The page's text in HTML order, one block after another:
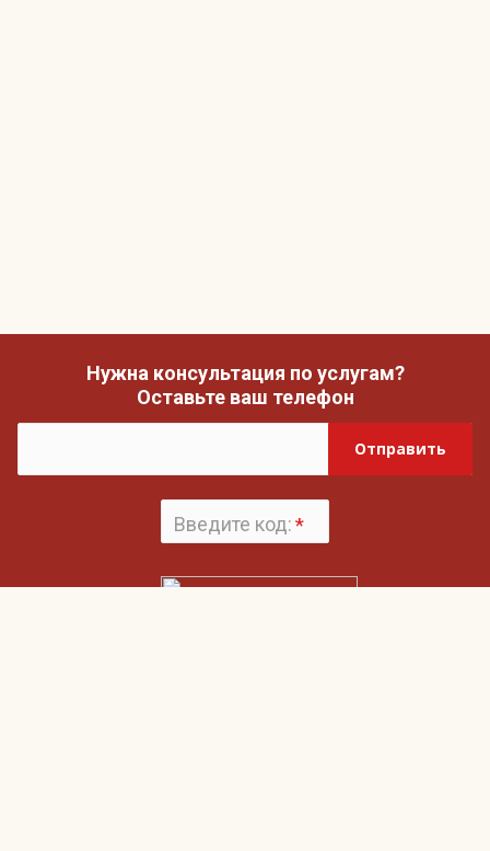
Нужна консультация по услугам?
Оставьте ваш телефон
Отправить
Введите код:*